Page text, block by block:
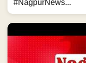
#NagpurNews...